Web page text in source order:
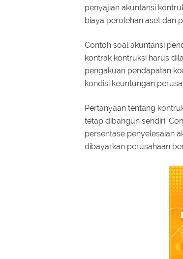
penyajian akuntansi
biaya perolehan aset dan
Contoh soal akuntansi
kontrak kontruksi harus
pengakuan pendapatan
kondisi keuntungan
Pertanyaan tentang
tetap dibangun sendiri.
persentase penyelesaian
dibayarkan perusahaan